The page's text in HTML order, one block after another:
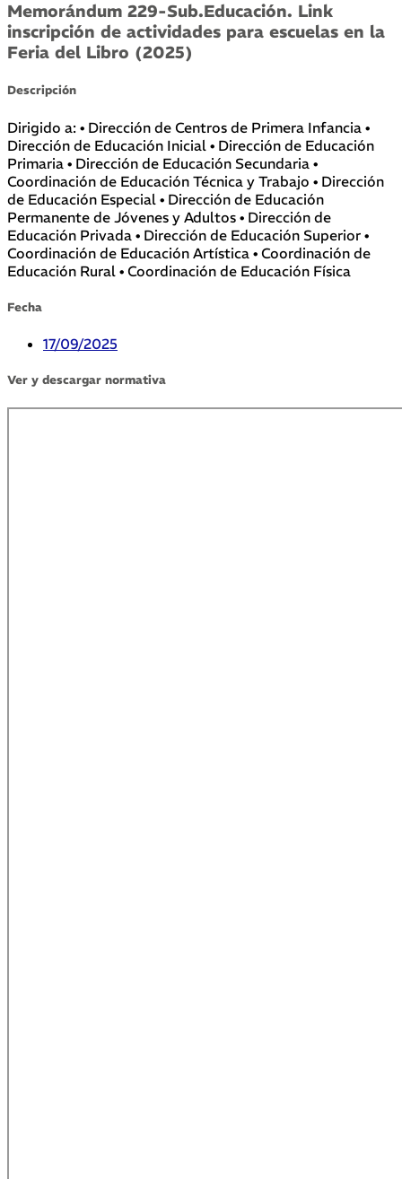
Memorándum 229-Sub.Educación. Link
inscripción de actividades para escuelas en la
Feria del Libro (2025)
Descripción
Dirigido a: • Dirección de Centros de Primera Infancia •
Dirección de Educación Inicial • Dirección de Educación
Primaria • Dirección de Educación Secundaria •
Coordinación de Educación Técnica y Trabajo • Dirección
de Educación Especial • Dirección de Educación
Permanente de Jóvenes y Adultos • Dirección de
Educación Privada • Dirección de Educación Superior •
Coordinación de Educación Artística • Coordinación de
Educación Rural • Coordinación de Educación Física
Fecha
17/09/2025
Ver y descargar normativa